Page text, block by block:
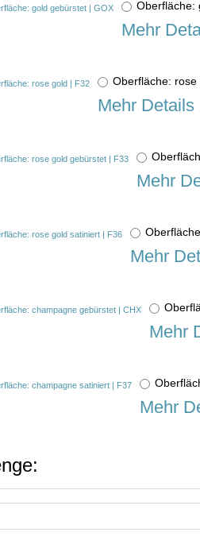
Mehr
Oberfläche:
Mehr
Mehr
Mehr
Mehr
Mehr